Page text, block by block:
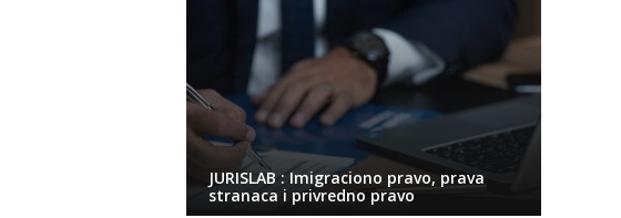
JURISLAB : Imigraciono pravo, prava
stranaca i privredno pravo